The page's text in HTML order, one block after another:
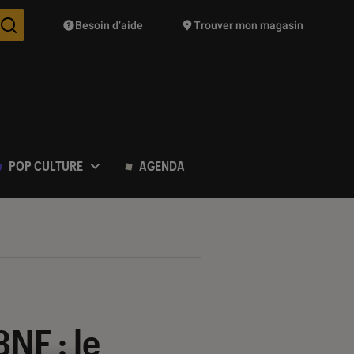
Des suggestions de produits vont vous être proposées
Besoin d’aide Trouver mon magasin
POP CULTURE AGENDA
: le